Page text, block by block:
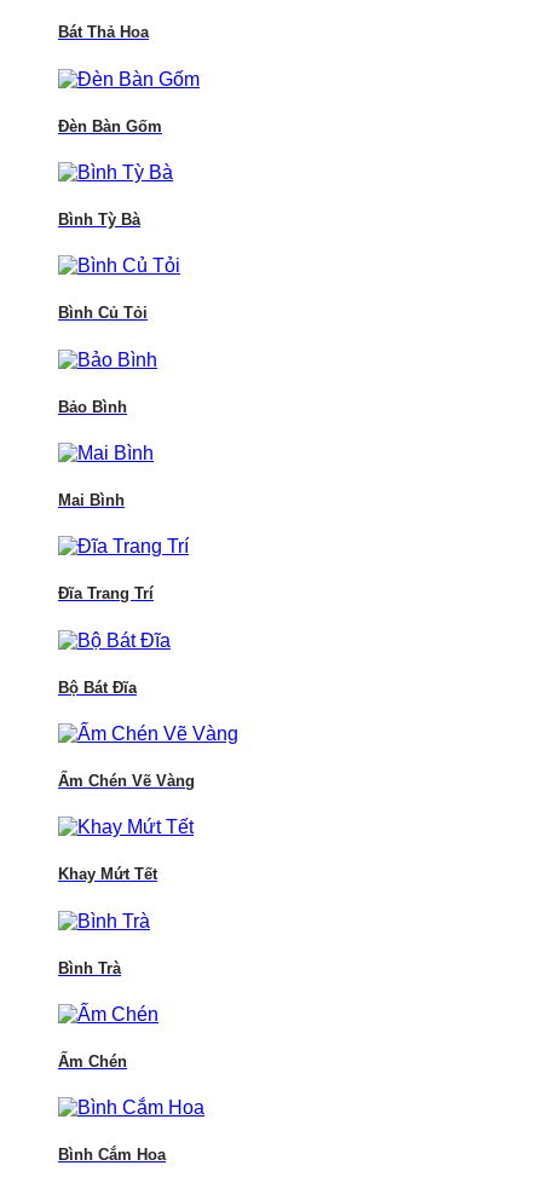
Bát Thả Hoa
Đèn Bàn Gốm
Bình Tỳ Bà
Bình Củ Tỏi
Bảo Bình
Mai Bình
Đĩa Trang Trí
Bộ Bát Đĩa
Ấm Chén Vẽ Vàng
Khay Mứt Tết
Bình Trà
Ấm Chén
Bình Cắm Hoa